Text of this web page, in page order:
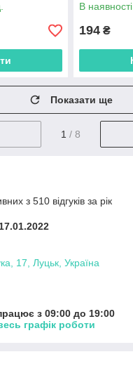
В
194 ₴
Показати ще
1 / 8
з 510 відгуків за рік
17, Луцьк, Україна
з 09:00 до 19:00
графік роботи